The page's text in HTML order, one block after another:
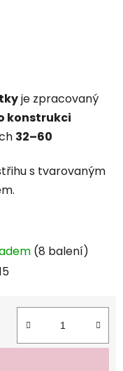
je zpracovaný
konstrukci
32–60
s tvarovaným
(8 balení)